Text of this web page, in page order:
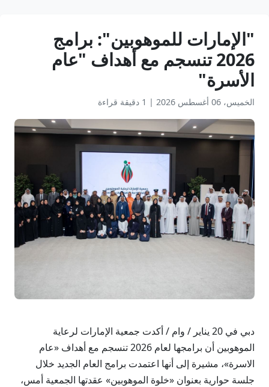
"الإمارات للموهوبين": برامج
2026 تنسجم مع أهداف "عام
الأسرة"
الخميس، 06 أغسطس 2026 | 1 دقيقة قراءة
دبي في 20 يناير / وام / أكدت جمعية الإمارات لرعاية
الموهوبين أن برامجها لعام 2026 تنسجم مع أهداف «عام
الاسرة»، مشيرة إلى أنها اعتمدت برامج العام الجديد خلال
جلسة حوارية بعنوان «خلوة الموهوبين» عقدتها الجمعية أمس،